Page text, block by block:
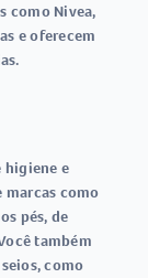
como Nivea,
e oferecem
higiene e
marcas como
pés, de
também
como